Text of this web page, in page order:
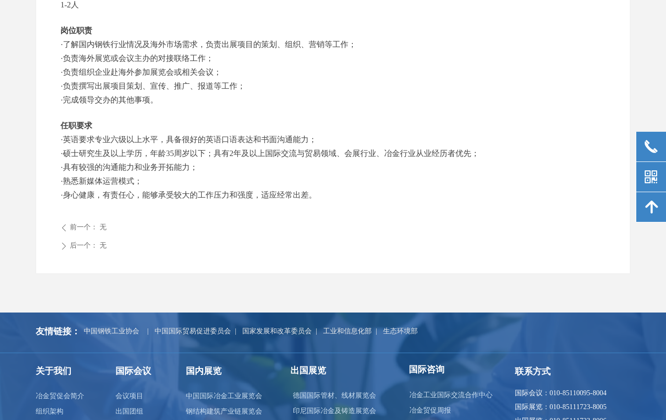
1-2人
岗位职责
·了解国内钢铁行业情况及海外市场需求，负责出展项目的策划、组织、营销等工作；
·负责海外展览或会议主办的对接联络工作；
·负责组织企业赴海外参加展览会或相关会议；
·负责撰写出展项目策划、宣传、推广、报道等工作；
·完成领导交办的其他事项。
任职要求
·英语要求专业六级以上水平，具备很好的英语口语表达和书面沟通能力；
·硕士研究生及以上学历，年龄35周岁以下；具有2年及以上国际交流与贸易领域、会展行业、冶金行业从业经历者优先；
·具有较强的沟通能力和业务开拓能力；
·熟悉新媒体运营模式；
·身心健康，有责任心，能够承受较大的工作压力和强度，适应经常出差。
ꄴ 前一个： 无
ꄲ 后一个： 无
关于我们
冶金贸促会简介
组织架构
国际会议
会议项目
出国团组
中国钢铁工业协会 中国国际贸易促进委员会 国家发展和改革委员会 工业和信息化部 生态环境部
友情链接：
国内展览
中国国际冶金工业展览会
钢结构建筑产业链展览会
出国展览
德国国际管材、线材展览会
印尼国际冶金及铸造展览会
联系方式
国际会议：010-85110095-8004
国际展览：010-85111723-8005
冶金工业国际交流合作中心
冶金贸促周报
国际咨询
끅
낃
녕